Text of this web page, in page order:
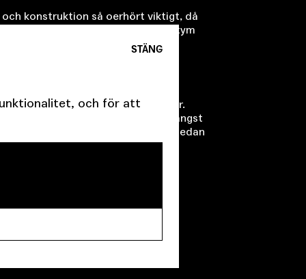
konstruktion så oerhört viktigt, då
allas arbete. En felsydd kostym
på ett annat sätt.
hamnade cirkusartisterna utanför.
högt i hierarkin, det fysiska längst
När vi började för över 20 år sedan
STÄNG
och för att